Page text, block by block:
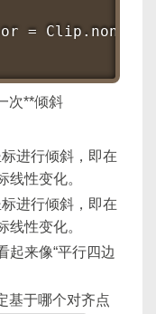
= Clip.none,
次**倾斜
标进行倾斜，即在
线性变化。
标进行倾斜，即在
线性变化。
起来像“平行四边
基于哪个对齐点